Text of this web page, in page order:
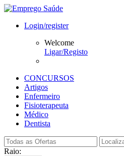
Login/register
Welcome
Ligar/Registo
CONCURSOS
Artigos
Enfermeiro
Fisioterapeuta
Médico
Dentista
Raio: